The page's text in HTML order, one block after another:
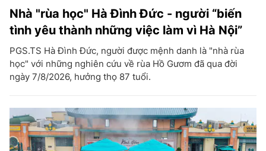
Nhà "rùa học" Hà Đình Đức - người “biến
tình yêu thành những việc làm vì Hà Nội”
PGS.TS Hà Đình Đức, người được mệnh danh là "nhà rùa
học" với những nghiên cứu về rùa Hồ Gươm đã qua đời
ngày 7/8/2026, hưởng thọ 87 tuổi.